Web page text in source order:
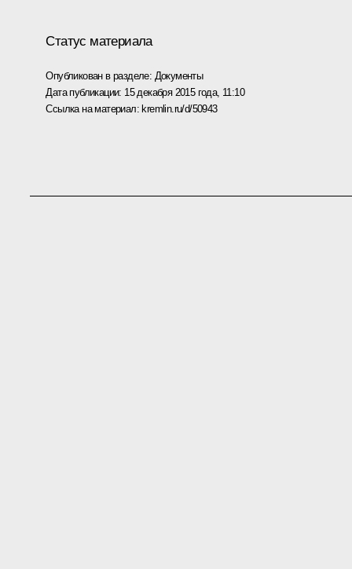
Статус материала
Опубликован в разделе: Документы
Дата публикации: 15 декабря 2015 года, 11:10
Ссылка на материал: kremlin.ru/d/50943